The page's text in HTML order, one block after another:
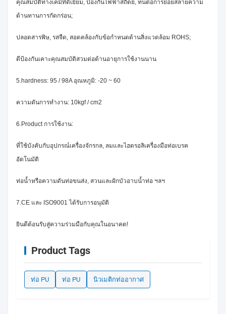
คุณสมบัติทางเคมีที่ดีเยี่ยม, ป้องกันไฟฟ้าสถิตย์, ทนต่อการย่อยสลายความ
ต้านทานการกัดกร่อน;
ปลอดสารพิษ, รสจืด, สอดคล้องกับข้อกำหนดด้านสิ่งแวดล้อม ROHS;
ดีป้องกันเคาะคุณสมบัติสวมต่อต้านอายุการใช้งานนาน
5.hardness: 95 / 98A อุณหภูมิ: -20 ~ 60
ความดันการทำงาน: 10kgf / cm2
6.Product การใช้งาน:
ที่ใช้บังคับกับอุปกรณ์เครื่องจักรกล, ลมและไฮดรอลิเครื่องมือท่อเบรค
อัตโนมัติ
ท่อน้ำหรือความดันท่อขนส่ง, สวนและฝักบัวอาบน้ำท่อ ฯลฯ
7.CE และ ISO9001 ได้รับการอนุมัติ
ยินดีต้อนรับสู่ความร่วมมือกับคุณในอนาคต!
Product Tags
ท่อ PU ท่อ PU นิวเมติกท่ออากาศ